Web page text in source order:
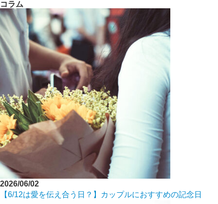
コラム
2026/06/02
【6/12は愛を伝え合う日？】カップルにおすすめの記念日